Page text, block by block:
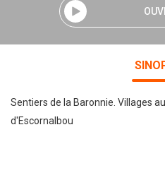
Sentiers de la Baronnie. Villages
d'Escornalbou